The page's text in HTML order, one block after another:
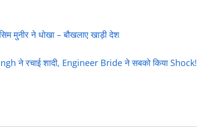
मुनीर ने धोखा – बौखलाए खाड़ी देश
ने रचाई शादी, Engineer Bride ने सबको किया Shock!